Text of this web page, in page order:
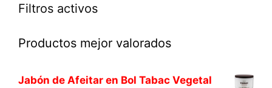
Filtros activos
Productos mejor valorados
Jabón de Afeitar en Bol Tabac Vegetal